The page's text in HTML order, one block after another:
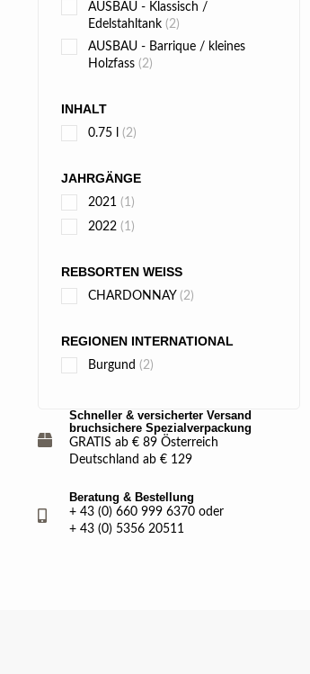
AUSBAU - Klassisch /
Edelstahltank (2)
AUSBAU - Barrique / kleines
Holzfass (2)
INHALT
0.75 l (2)
JAHRGÄNGE
2021 (1)
2022 (1)
REBSORTEN WEISS
CHARDONNAY (2)
REGIONEN INTERNATIONAL
Burgund (2)
Schneller & versicherter Versand
bruchsichere Spezialverpackung
GRATIS ab € 89 Österreich
Deutschland ab € 129
Beratung & Bestellung
+ 43 (0) 660 999 6370 oder
+ 43 (0) 5356 20511